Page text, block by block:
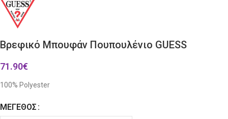
Βρεφικό Μπουφάν Πουπουλένιο GUESS
71.90€
100% Polyester
ΜΈΓΕΘΟΣ
Alternative: